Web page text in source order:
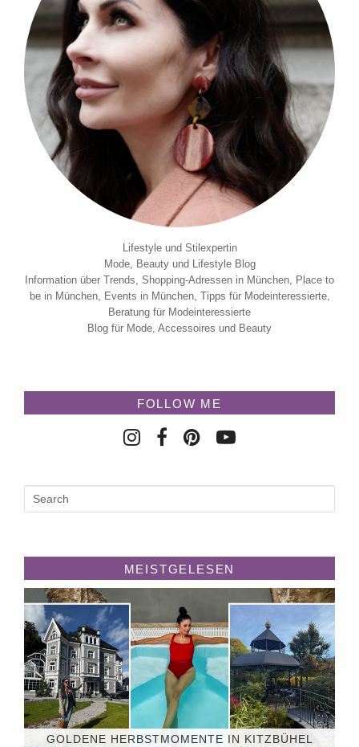
Lifestyle und Stilexpertin
Mode, Beauty und Lifestyle Blog
Information über Trends, Shopping-Adressen in München, Place to
be in München, Events in München, Tipps für Modeinteressierte,
Beratung für Modeinteressierte
Blog für Mode, Accessoires und Beauty
FOLLOW ME
MEISTGELESEN
GOLDENE HERBSTMOMENTE IN KITZBÜHEL